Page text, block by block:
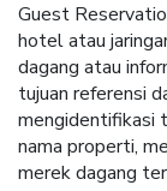
Guest
hotel atau
dagang atau
tujuan referensi
mengidentifikasi
nama properti,
merek dagang